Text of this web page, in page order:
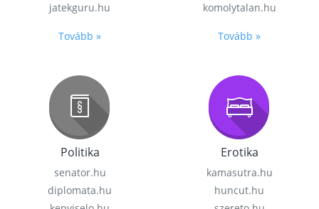
jatekguru.hu
Tovább »
komolytalan.hu
Tovább »
Politika
senator.hu
diplomata.hu
Erotika
kamasutra.hu
huncut.hu